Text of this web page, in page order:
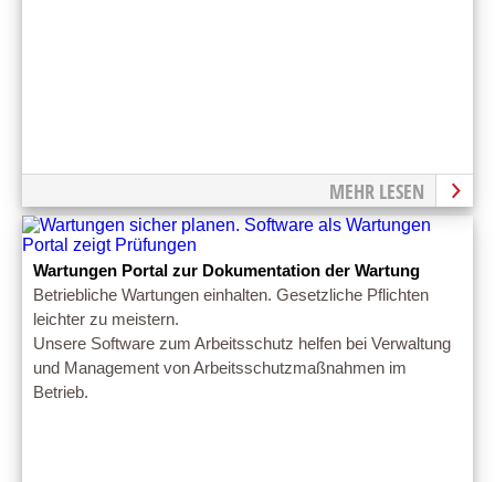
MEHR LESEN
Wartungen Portal zur Dokumentation der Wartung
Betriebliche Wartungen einhalten. Gesetzliche Pflichten
leichter zu meistern.
Unsere Software zum Arbeitsschutz helfen bei Verwaltung
und Management von Arbeitsschutzmaßnahmen im
Betrieb.